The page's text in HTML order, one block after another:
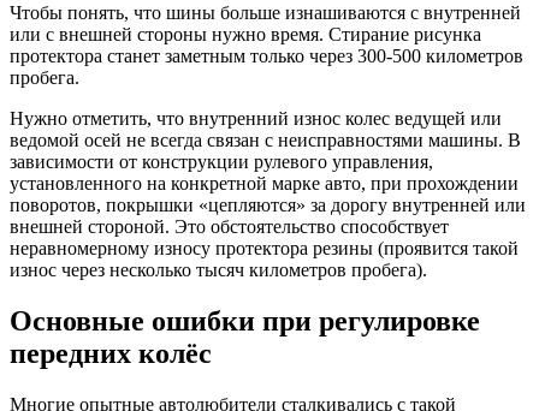
Чтобы понять, что шины больше изнашиваются с внутренней
или с внешней стороны нужно время. Стирание рисунка
протектора станет заметным только через 300-500 километров
пробега.
Нужно отметить, что внутренний износ колес ведущей или
ведомой осей не всегда связан с неисправностями машины. В
зависимости от конструкции рулевого управления,
установленного на конкретной марке авто, при прохождении
поворотов, покрышки «цепляются» за дорогу внутренней или
внешней стороной. Это обстоятельство способствует
неравномерному износу протектора резины (проявится такой
износ через несколько тысяч километров пробега).
Основные ошибки при регулировке
передних колёс
Многие опытные автолюбители сталкивались с такой